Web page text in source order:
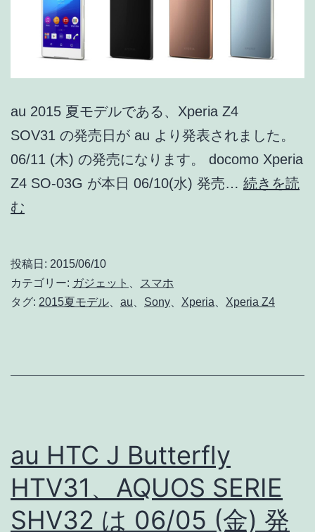
au 2015 夏モデルである、Xperia Z4
SOV31 の発売日が au より発表されました。
06/11 (木) の発売になります。 docomo Xperia
Z4 SO-03G が本日 06/10(水) 発売… 続きを読
む
SOV31
が
発
au
オ
ン
投稿日: 2015/06/10
カテゴリー: ガジェット
スマホ
タグ: 2015夏モデル au Sony Xperia Xperia Z4
au HTC J Butterfly
HTV31、AQUOS SERIE
SHV32 は 06/05 (金) 発